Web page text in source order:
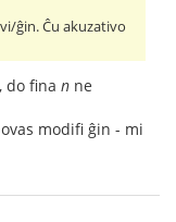
ĝin. Ĉu akuzativo
do fina n ne
modifi ĝin - mi